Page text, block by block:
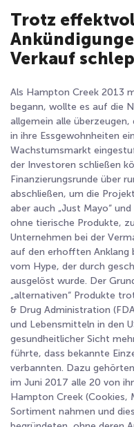
Trotz
Verkauf
Als Hampton Creek 2013
begann, wollte es auf die
allgemein alle
in ihre Essgewohnheiten
Wachstumsmarkt
der Investoren schließen
Finanzierungsrunde über
abschließen, um die
aber auch „Just Mayo“
ohne tierische Produkte,
Unternehmen bei der
auf den erhofften Anklang
vom Hype, der durch
ausgelöst wurde. Der
„alternativen“ Produkte
& Drug Administration
und Lebensmitteln in den
gesundheitlicher Sicht
führte, dass bekannte
verbannten. Dazu
im Juni 2017 alle 20 von
Hampton Creek (Cookies,
Sortiment nahmen und